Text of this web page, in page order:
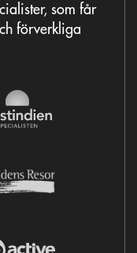
som får
förverkliga